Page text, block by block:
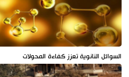
السوائل النانوية تعزز كفاءة المحولات